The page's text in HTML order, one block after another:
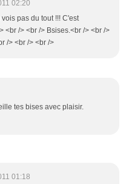
02:20
pas du tout !!! C'est
<br /> <br /> Bsises.<br /> <br />
/> <br /> <br />
tes bises avec plaisir.
01:18